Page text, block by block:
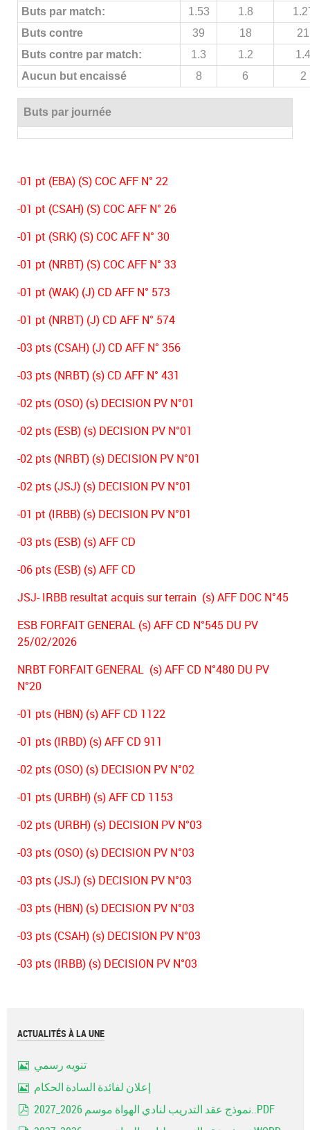
Buts par match:
1.53 1.8
Buts contre
39 18
21
Buts contre par match:
1.3 1.2
1.4
Aucun but encaissé
8 6 2
Buts par journée
-01 pt (EBA) (S) COC AFF N° 22
-01 pt (CSAH) (S) COC AFF N° 26
-01 pt (SRK) (S) COC AFF N° 30
-01 pt (NRBT) (S) COC AFF N° 33
-01 pt (WAK) (J) CD AFF N° 573
-01 pt (NRBT) (J) CD AFF N° 574
-03 pts (CSAH) (J) CD AFF N° 356
-03 pts (NRBT) (s) CD AFF N° 431
-02 pts (OSO) (s) DECISION PV N°01
-02 pts (ESB) (s) DECISION PV N°01
-02 pts (NRBT) (s) DECISION PV N°01
-02 pts (JSJ) (s) DECISION PV N°01
-01 pt (IRBB) (s) DECISION PV N°01
-03 pts (ESB) (s) AFF CD
-06 pts (ESB) (s) AFF CD
JSJ- IRBB resultat acquis sur terrain (s) AFF DOC N°45
ESB FORFAIT GENERAL (s) AFF CD N°545 DU PV
25/02/2026
NRBT FORFAIT GENERAL (s) AFF CD N°480 DU PV
N°20
-01 pts (HBN) (s) AFF CD 1122
-01 pts (IRBD) (s) AFF CD 911
-02 pts (OSO) (s) DECISION PV N°02
-01 pts (URBH) (s) AFF CD 1153
-02 pts (URBH) (s) DECISION PV N°03
-03 pts (OSO) (s) DECISION PV N°03
-03 pts (JSJ) (s) DECISION PV N°03
-03 pts (HBN) (s) DECISION PV N°03
-03 pts (CSAH) (s) DECISION PV N°03
-03 pts (IRBB) (s) DECISION PV N°03
ACTUALITÉS À LA UNE
تنويه رسمي
إعلان لفائدة السادة الحكام
نموذج عقد التدريب لنادي الهواة موسم 2026_2027..PDF